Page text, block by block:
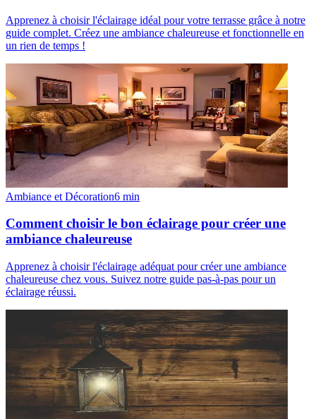
Apprenez à choisir l'éclairage idéal pour votre terrasse grâce à notre
guide complet. Créez une ambiance chaleureuse et fonctionnelle en
un rien de temps !
Ambiance et Décoration6 min
Comment choisir le bon éclairage pour créer une
ambiance chaleureuse
Apprenez à choisir l'éclairage adéquat pour créer une ambiance
chaleureuse chez vous. Suivez notre guide pas-à-pas pour un
éclairage réussi.